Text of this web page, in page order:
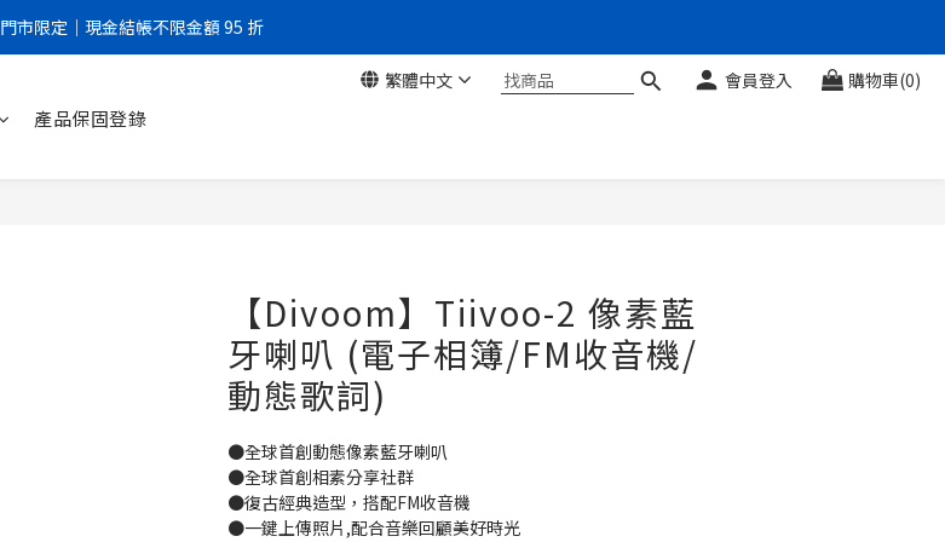
門市限定｜現金結帳不限金額 95 折
門市限定｜現金結帳不限金額 95 折
門市限定｜現金結帳不限金額 95 折
繁體中文 會員登入 購物車(0)
產品保固登錄
【Divoom】Tiivoo-2 像素藍
牙喇叭 (電子相簿/FM收音機/
動態歌詞)
●全球首創動態像素藍牙喇叭
●全球首創相素分享社群
●復古經典造型，搭配FM收音機
●一鍵上傳照片,配合音樂回顧美好時光